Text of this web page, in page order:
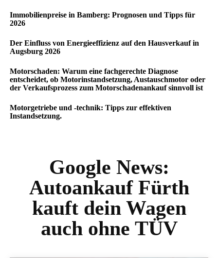
Immobilienpreise in Bamberg: Prognosen und Tipps für
2026
Der Einfluss von Energieeffizienz auf den Hausverkauf in
Augsburg 2026
Motorschaden: Warum eine fachgerechte Diagnose
entscheidet, ob Motorinstandsetzung, Austauschmotor oder
der Verkaufsprozess zum Motorschadenankauf sinnvoll ist
Motorgetriebe und -technik: Tipps zur effektiven
Instandsetzung.
Google News:
Autoankauf Fürth
kauft dein Wagen
auch ohne TÜV